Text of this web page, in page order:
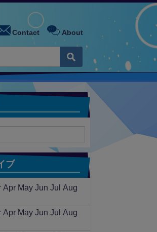
Contact About
ブ
Apr May Jun Jul
Aug
Apr May Jun Jul
Aug